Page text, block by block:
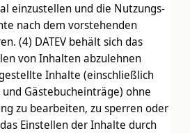
einzustellen und die Nutzungs-
nach dem vorstehenden
(4) DATEV behält sich das
von Inhalten abzulehnen
Inhalte (einschließlich
Gästebucheinträge) ohne
zu bearbeiten, zu sperren oder
Einstellen der Inhalte durch